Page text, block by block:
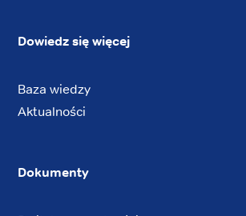
Dowiedz się więcej
Baza wiedzy
Aktualności
Dokumenty